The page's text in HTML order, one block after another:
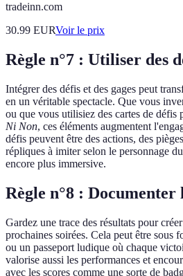
tradeinn.com
30.99 EURVoir le prix
Règle n°7 : Utiliser des
Intégrer des défis et des gages peut
en un véritable spectacle. Que vous
ou que vous utilisiez des cartes de défis
Ni Non, ces éléments augmentent
défis peuvent être des actions, des
répliques à imiter selon le personnage
encore plus immersive.
Règle n°8 : Documenter
Gardez une trace des résultats pour
prochaines soirées. Cela peut être sous
ou un passeport ludique où chaque
valorise aussi les performances et
avec les scores comme une sorte de